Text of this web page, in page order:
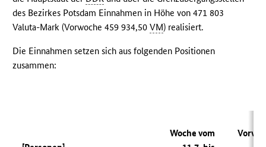
des Bezirkes Potsdam Einnahmen in Höhe von 471 803
Valuta-Mark (Vorwoche 459 934,50VM) realisiert.
Die Einnahmen setzen sich aus folgenden Positionen
zusammen:
Woche vom